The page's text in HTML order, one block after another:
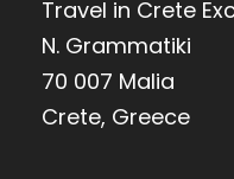
Travel in Crete
N. Grammatiki
70 007 Malia
Crete, Greece